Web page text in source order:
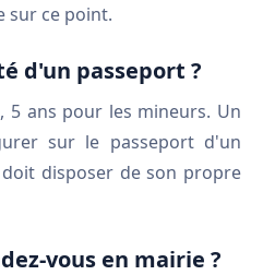
sur ce point.
d'un passeport ?
5 ans pour les mineurs. Un
sur le passeport d'un
disposer de son propre
vous en mairie ?